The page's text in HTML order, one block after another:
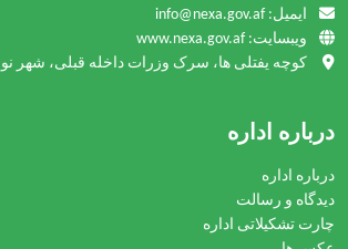
ایمیل: info@nexa.gov.af
ویبسایت: www.nexa.gov.af
کوچه یفتلی ها، سرک وزرات داخله قبلی، شهر نو
درباره اداره
درباره اداره
دیدگاه و رسالت
چارت تشکیلاتی اداره